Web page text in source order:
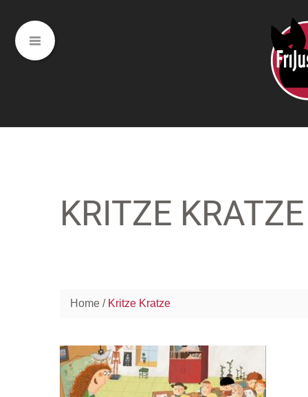
KRITZE KRATZE
Home Kritze Kratze